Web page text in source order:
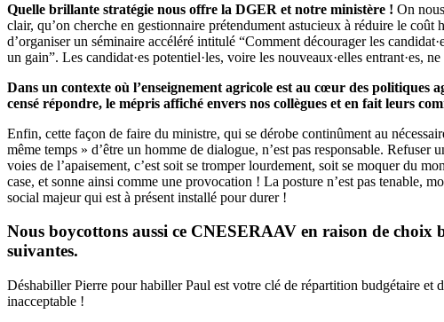
Quelle brillante stratégie nous offre la DGER et notre ministère ! On
clair, qu’on cherche en gestionnaire prétendument astucieux à réduire le
d’organiser un séminaire accéléré intitulé “Comment décourager les
un gain”. Les candidat·es potentiel·les, voire les nouveaux·elles entrant·es,
Dans un contexte où l’enseignement agricole est au cœur des
censé répondre, le mépris affiché envers nos collègues et en fait leurs
Enfin, cette façon de faire du ministre, qui se dérobe continûment au
même temps » d’être un homme de dialogue, n’est pas responsable.
voies de l’apaisement, c’est soit se tromper lourdement, soit se moquer du
case, et sonne ainsi comme une provocation ! La posture n’est pas tenable,
social majeur qui est à présent installé pour durer !
Nous boycottons aussi ce CNESERAAV en raison de choix
suivantes.
Déshabiller Pierre pour habiller Paul est votre clé de répartition budgétaire et
inacceptable !